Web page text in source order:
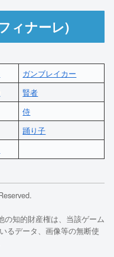
ィナーレ)
ガンブレイカー
賢者
侍
踊り子
の知的財産権は、当該ゲーム
るデータ、画像等の無断使